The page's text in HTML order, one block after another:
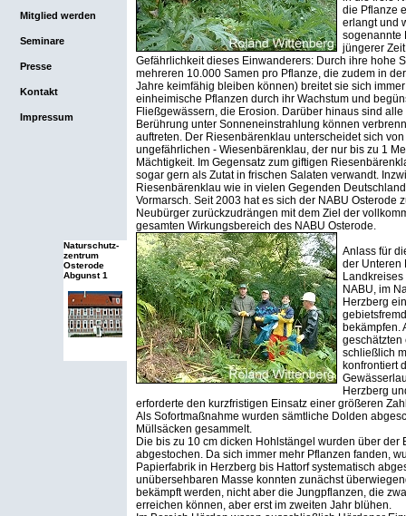
Naturschutz-
zentrum
Osterode
Abgunst 1
die Pflanze
erlangt und
sogenannte
jüngerer
Gefährlichkeit dieses Einwanderers: Durch ihre hohe
mehreren 10.000 Samen pro Pflanze, die zudem in
Jahre keimfähig bleiben können) breitet sie sich
einheimische Pflanzen durch ihr Wachstum und
Fließgewässern, die Erosion. Darüber hinaus sind
Berührung unter Sonneneinstrahlung können
auftreten. Der Riesenbärenklau unterscheidet sich
ungefährlichen - Wiesenbärenklau, der nur bis zu 1
Mächtigkeit. Im Gegensatz zum giftigen
sogar gern als Zutat in frischen Salaten verwandt.
Riesenbärenklau wie in vielen Gegenden
Vormarsch. Seit 2003 hat es sich der NABU Osterode
Neubürger zurückzudrängen mit dem Ziel der
gesamten Wirkungsbereich des NABU Osterode.
Anlass für
der Unteren
NABU, im
Herzberg
bekämpfen.
geschätzten
schließlich
konfrontiert
Herzberg
erforderte den kurzfristigen Einsatz einer größeren
Als Sofortmaßnahme wurden sämtliche Dolden
Müllsäcken gesammelt.
Die bis zu 10 cm dicken Hohlstängel wurden über der
abgestochen. Da sich immer mehr Pflanzen fanden,
Papierfabrik in Herzberg bis Hattorf systematisch
unübersehbaren Masse konnten zunächst
bekämpft werden, nicht aber die Jungpflanzen, die
erreichen können, aber erst im zweiten Jahr blühen.
Mitglied werden
Seminare
Presse
Kontakt
Impressum